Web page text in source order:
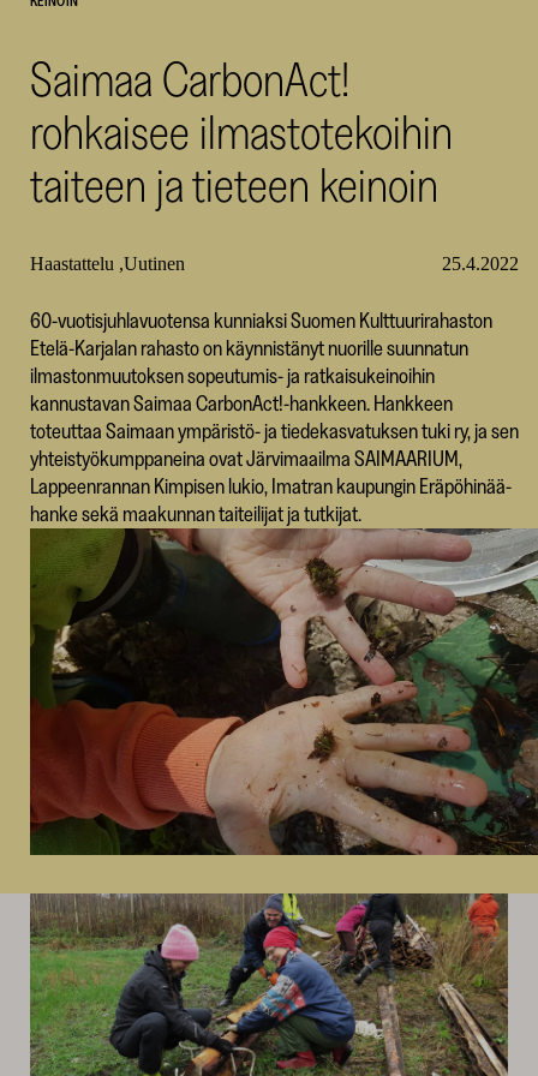
Saimaa CarbonAct!
rohkaisee ilmastotekoihin
taiteen ja tieteen keinoin
Haastattelu Uutinen 25.4.2022
60-vuotisjuhlavuotensa kunniaksi Suomen Kulttuurirahaston
Etelä-Karjalan rahasto on käynnistänyt nuorille suunnatun
ilmastonmuutoksen sopeutumis- ja ratkaisukeinoihin
kannustavan Saimaa CarbonAct!-hankkeen. Hankkeen
toteuttaa Saimaan ympäristö- ja tiedekasvatuksen tuki ry, ja sen
yhteistyökumppaneina ovat Järvimaailma SAIMAARIUM,
Lappeenrannan Kimpisen lukio, Imatran kaupungin Eräpöhinää-
hanke sekä maakunnan taiteilijat ja tutkijat.